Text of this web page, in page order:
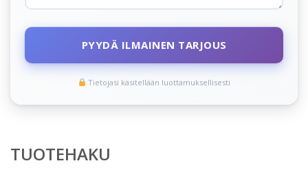
PYYDÄ ILMAINEN TARJOUS
Tietojasi käsitellään luottamuksellisesti
TUOTEHAKU